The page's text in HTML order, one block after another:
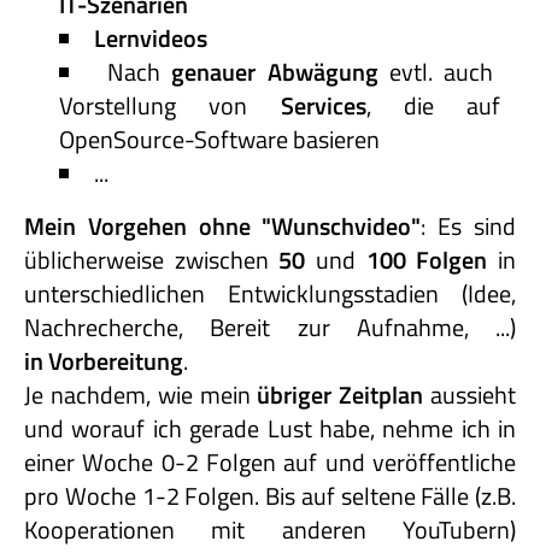
Lernvideos
Nach genauer Abwägungevtl. auch
Vorstellung von Services, die auf
OpenSource-Software basieren
...
Mein Vorgehen ohne "Wunschvideo": Es sind
üblicherweise zwischen 50 und 100 Folgen in
unterschiedlichen Entwicklungsstadien (Idee,
Nachrecherche, Bereit zur Aufnahme, ...)
in Vorbereitung.
Je nachdem, wie mein übriger Zeitplan aussieht
und worauf ich gerade Lust habe, nehme ich in
einer Woche 0-2 Folgen auf und veröffentliche
pro Woche 1-2 Folgen. Bis auf seltene Fälle (z.B.
Kooperationen mit anderen YouTubern)